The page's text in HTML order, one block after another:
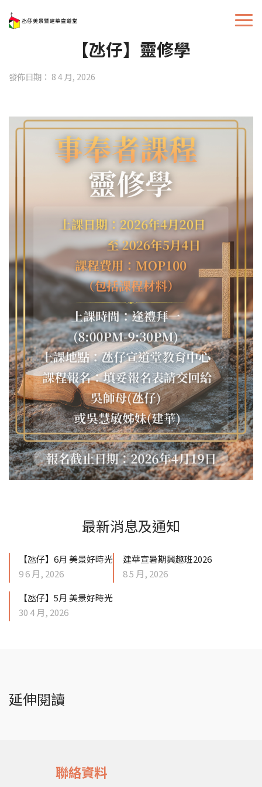
【氹仔】靈修學
發佈日期： 8 4 月, 2026
最新消息及通知
【氹仔】6月 美景好時光
9 6 月, 2026
建華宣暑期興趣班2026
8 5 月, 2026
【氹仔】5月 美景好時光
30 4 月, 2026
延伸閱讀
聯絡資料